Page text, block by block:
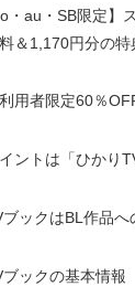
・au・SB限定】
＆1,170円分の特
用者限定60％
ントは「ひかり
ックはBL作品
ックの基本情報